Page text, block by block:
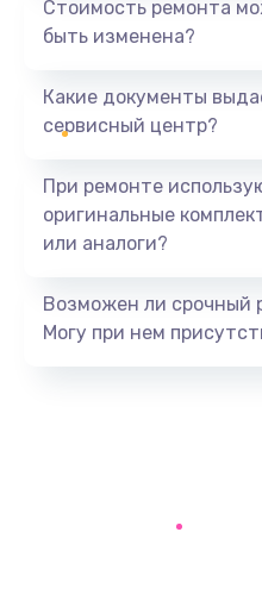
Замена
Замена
Стоимость ремонта
быть изменена?
Какие документы
сервисный центр?
При ремонте
оригинальные
или аналоги?
Возможен ли срочный
Могу при нем